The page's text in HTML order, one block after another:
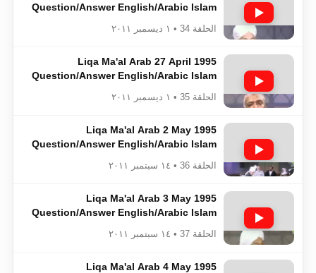
Question/Answer English/Arabic Islam
الحلقة 34 • ١ ديسمبر ٢٠١١
Liqa Ma'al Arab 27 April 1995
Question/Answer English/Arabic Islam
الحلقة 35 • ١ ديسمبر ٢٠١١
Liqa Ma'al Arab 2 May 1995
Question/Answer English/Arabic Islam
الحلقة 36 • ١٤ سبتمبر ٢٠١١
Liqa Ma'al Arab 3 May 1995
Question/Answer English/Arabic Islam
الحلقة 37 • ١٤ سبتمبر ٢٠١١
Liqa Ma'al Arab 4 May 1995